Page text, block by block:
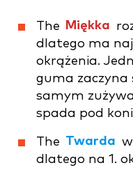
The Miękka
dlatego ma
okrążenia.
guma zaczyna
samym
spada pod
The Twarda
dlatego na 1.